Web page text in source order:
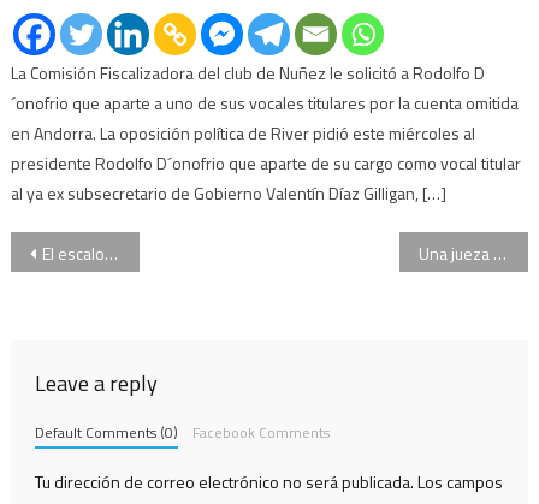
La Comisión Fiscalizadora del club de Nuñez le solicitó a Rodolfo D
´onofrio que aparte a uno de sus vocales titulares por la cuenta omitida
en Andorra. La oposición política de River pidió este miércoles al
presidente Rodolfo D´onofrio que aparte de su cargo como vocal titular
al ya ex subsecretario de Gobierno Valentín Díaz Gilligan, […]
Navegación
El escalofriante relato de la “ex” hija del genocida Miguel Etchecolatz Una jueza de San Martín frenó las obras en la base aérea de El Palomar
Leave a reply
Default Comments (0) Facebook Comments
Tu dirección de correo electrónico no será publicada.Los campos